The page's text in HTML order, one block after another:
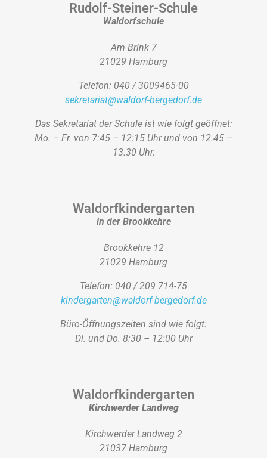
Rudolf-Steiner-Schule
Waldorfschule
Am Brink 7
21029 Hamburg
Telefon: 040 / 3009465-00
sekretariat@waldorf-bergedorf.de
Das Sekretariat der Schule ist wie folgt geöffnet:
Mo. – Fr. von 7:45 – 12:15 Uhr und von 12.45 –
13.30 Uhr.
Waldorfkindergarten
in der Brookkehre
Brookkehre 12
21029 Hamburg
Telefon: 040 / 209 714-75
kindergarten@waldorf-bergedorf.de
Büro-Öffnungszeiten sind wie folgt:
Di. und Do. 8:30 – 12:00 Uhr
Waldorfkindergarten
Kirchwerder Landweg
Kirchwerder Landweg 2
21037 Hamburg